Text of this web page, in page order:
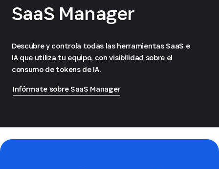
SaaS Manager
Descubre y controla todas las herramientas SaaS e
IA que utiliza tu equipo, con visibilidad sobre el
consumo de tokens de IA.
Infórmate sobre SaaS Manager